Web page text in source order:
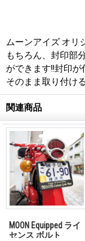
ムーンアイズ オリ
もちろん、封印部
ができます!!封印
そのまま取り付け
関連商品
MOON Equipped ライ
センス ボルト